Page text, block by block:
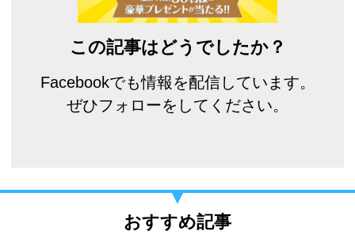
この記事はどうでしたか？
Facebookでも情報を配信しています。
ぜひフォローをしてください。
おすすめ記事